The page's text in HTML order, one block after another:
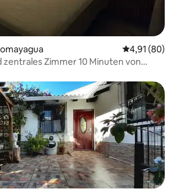
4,91 (80)
Zimmer 10 Minuten von